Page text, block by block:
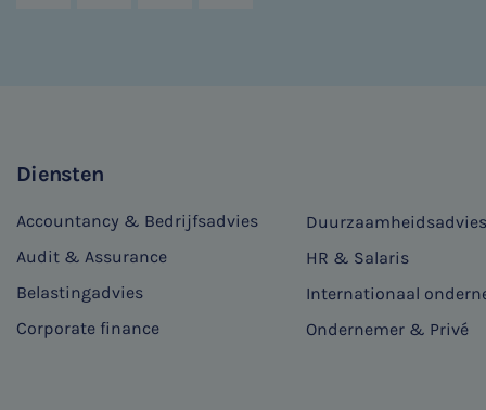
Diensten
Accountancy & Bedrijfsadvies
Audit & Assurance
Belastingadvies
Corporate finance
Duurzaamheidsadvies
HR & Salaris
Internationaal
Ondernemer & Privé